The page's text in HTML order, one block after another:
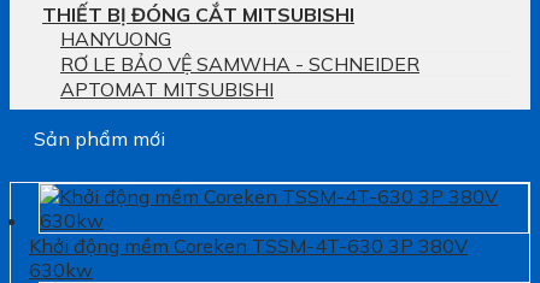
THIẾT BỊ ĐÓNG CẮT MITSUBISHI
HANYUONG
RƠ LE BẢO VỆ SAMWHA - SCHNEIDER
APTOMAT MITSUBISHI
Sản phẩm mới
Khởi động mềm Coreken TSSM-4T-630 3P 380V
630kw